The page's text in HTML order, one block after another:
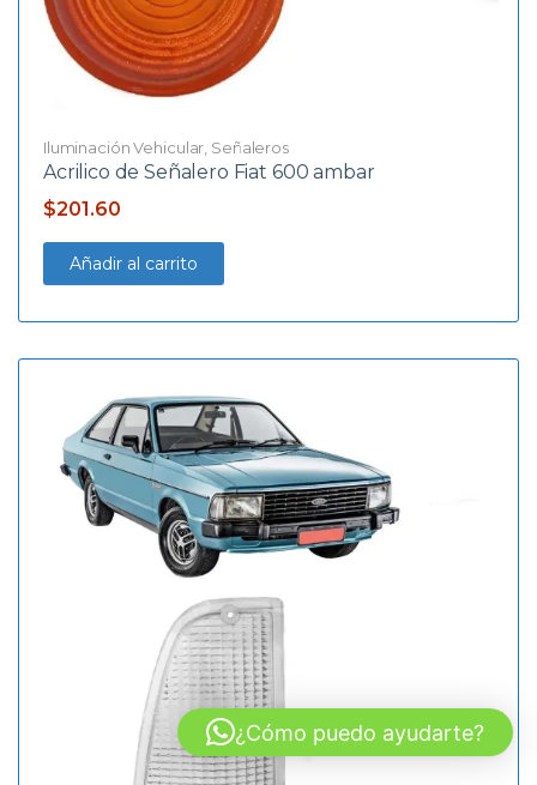
Iluminación Vehicular Señaleros
Acrilico de Señalero Fiat 600 ambar
$201.60
Añadir al carrito
¿Cómo puedo ayudarte?